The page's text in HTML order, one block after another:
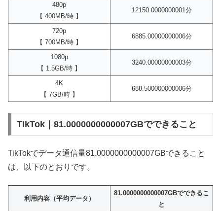
480p
【 400MB/時 】
12150.0000000001分
720p
【 700MB/時 】
6885.00000000006分
1080p
【 1.5GB/時 】
3240.00000000003分
4K
【 7GB/時 】
688.500000000006分
TikTok｜81.0000000000007GBでできること
TikTokでデータ通信量81.0000000000007GBできること
は、以下のとおりです。
利用内容（平均データ）
81.0000000000007GBでできるこ
と